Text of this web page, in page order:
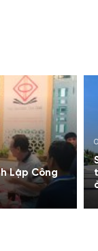
Lập Công